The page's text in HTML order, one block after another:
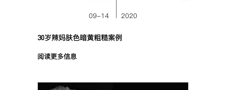
09-14 2020
30岁辣妈肤色暗黄粗糙案例
阅读更多信息